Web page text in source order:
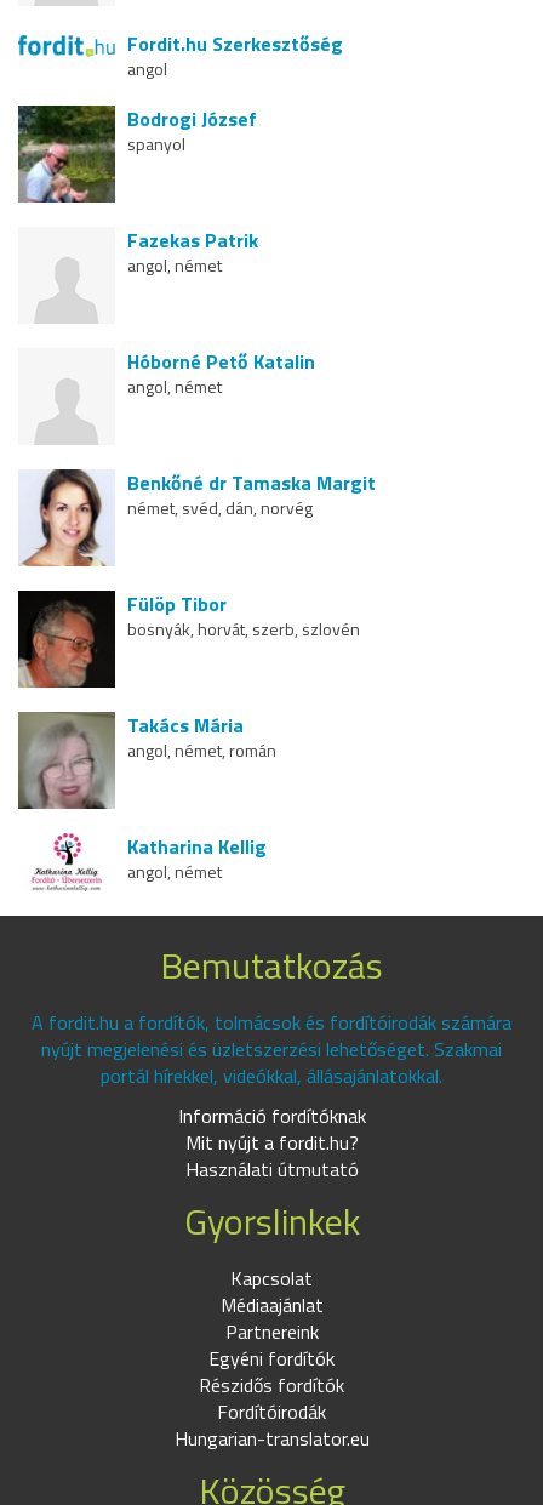
Fordit.hu Szerkesztőség
angol
Bodrogi József
spanyol
Fazekas Patrik
angol, német
Hóborné Pető Katalin
angol, német
Benkőné dr Tamaska Margit
német, svéd, dán, norvég
Fülöp Tibor
bosnyák, horvát, szerb, szlovén
Takács Mária
angol, német, román
Katharina Kellig
angol, német
Bemutatkozás
A fordit.hu a fordítók, tolmácsok és fordítóirodák számára
nyújt megjelenési és üzletszerzési lehetőséget. Szakmai
portál hírekkel, videókkal, állásajánlatokkal.
Információ fordítóknak
Mit nyújt a fordit.hu?
Használati útmutató
Gyorslinkek
Kapcsolat
Médiaajánlat
Partnereink
Egyéni fordítók
Részidős fordítók
Fordítóirodák
Hungarian-translator.eu
Közösség